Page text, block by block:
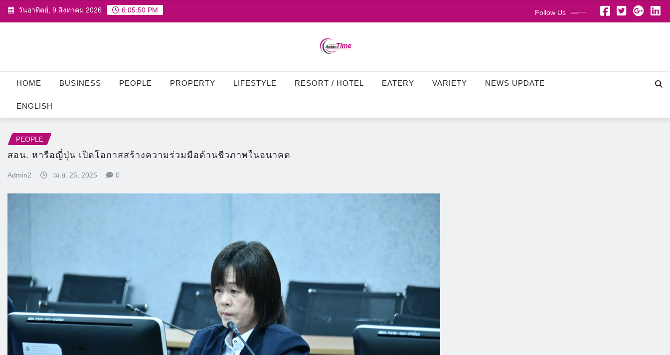
Skip วันอาทิตย์, 9 สิงหาคม 2026 6:05:52 PM Follow Us
HOME BUSINESS PEOPLE PROPERTY LIFESTYLE RESORT / HOTEL EATERY VARIETY NEWS UPDATE
ENGLISH
PEOPLE
สอน. หารือญี่ปุ่น เปิดโอกาสสร้างความร่วมมือด้านชีวภาพในอนาคต
Admin2 เม.ย. 25, 2025 0